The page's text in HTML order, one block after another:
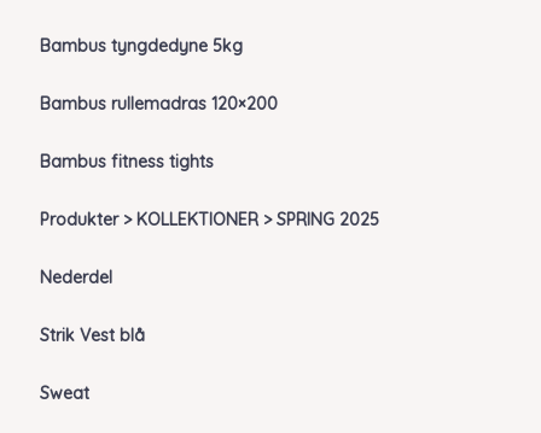
Bambus tyngdedyne 5kg
Bambus rullemadras 120×200
Bambus fitness tights
Produkter > KOLLEKTIONER > SPRING 2025
Nederdel
Strik Vest blå
Sweat